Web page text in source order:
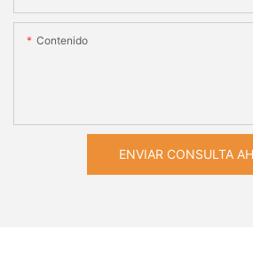
Contenido
ENVIAR CONSULTA